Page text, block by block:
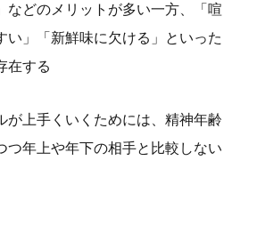
などのメリットが多い一方、「喧
い」「新鮮味に欠ける」といった
在する
が上手くいくためには、精神年齢
つ年上や年下の相手と比較しない